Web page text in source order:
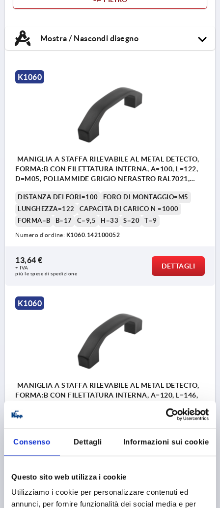
Consenso Dettagli Informazioni sui cookie
Questo sito web utilizza i cookie
Utilizziamo i cookie per personalizzare contenuti ed
annunci, per fornire funzionalità dei social media e per
Mostra / Nascondi disegno
K1060
MANIGLIA A STAFFA RILEVABILE AL METAL DETECTO,
FORMA:B CON FILETTATURA INTERNA, A=100, L=122,
D=M05, POLIAMMIDE GRIGIO NERASTRO RAL7021,
DISTANZA DEI FORI=100
FORO DI MONTAGGIO=M5
LUNGHEZZA=122
CAPACITÀ DI CARICO N =1000
FORMA=B
B=17 C=9,5 H=33 S=20 T=9
Numero d’ordine: K1060.142100052
13,64 €
+ IVA
più le spese di spedizione
DETTAGLI
K1060
MANIGLIA A STAFFA RILEVABILE AL METAL DETECTO,
FORMA:B CON FILETTATURA INTERNA, A=120, L=146,
COMP:ACCIAIO INOX 1.4404
FORO DI MONTAGGIO=M6
FORMA=B
C=11,4 S=24 T=12
+ IVA
DETTAGLI